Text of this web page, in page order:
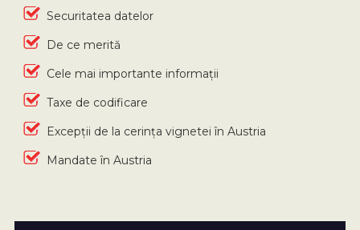
Securitatea datelor
De ce merită
Cele mai importante informații
Taxe de codificare
Excepții de la cerința vignetei în Austria
Mandate în Austria